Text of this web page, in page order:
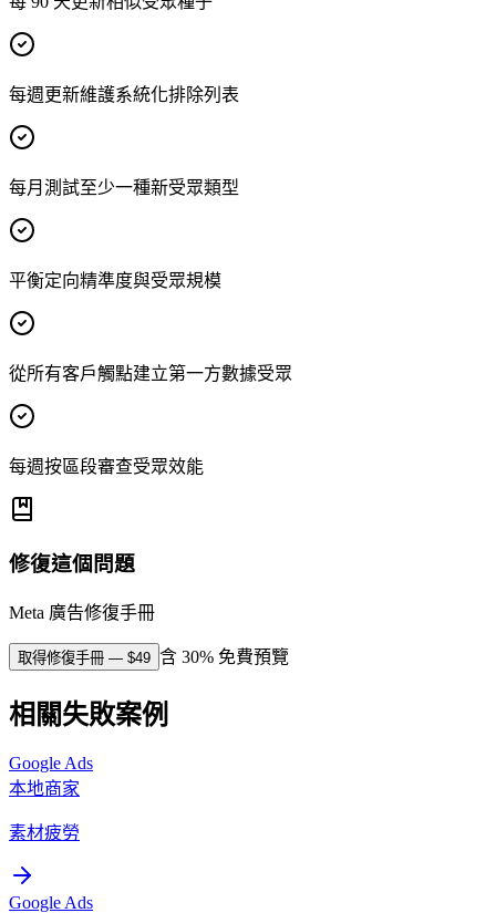
每週更新維護系統化排除列表
每月測試至少一種新受眾類型
平衡定向精準度與受眾規模
從所有客戶觸點建立第一方數據受眾
每週按區段審查受眾效能
修復這個問題
Meta 廣告修復手冊
取得修復手冊 — $49 含 30% 免費預覽
相關失敗案例
Google Ads
本地商家
素材疲勞
Google Ads